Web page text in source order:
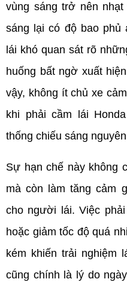
vùng sáng trở nên
sáng lại có độ bao phủ
lái khó quan sát rõ
huống bất ngờ xuất
vậy, không ít chủ xe
khi phải cầm lái
thống chiếu sáng
Sự hạn chế này không
mà còn làm tăng cảm
cho người lái. Việc
hoặc giảm tốc độ quá
kém khiến trải nghiệm
cũng chính là lý do